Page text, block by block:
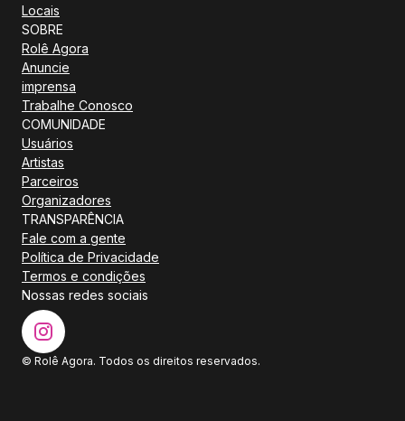
Locais
SOBRE
Rolê Agora
Anuncie
imprensa
Trabalhe Conosco
COMUNIDADE
Usuários
Artistas
Parceiros
Organizadores
TRANSPARÊNCIA
Fale com a gente
Política de Privacidade
Termos e condições
Nossas redes sociais
© Rolê Agora. Todos os direitos reservados.